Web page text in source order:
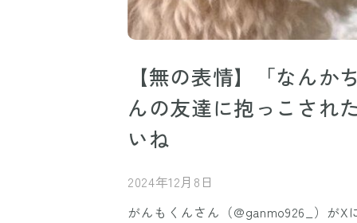
【無の表情】「なん
んの友達に抱っこされ
いね
2024年12月8日
がんもくんさん（@ganmo926_）が